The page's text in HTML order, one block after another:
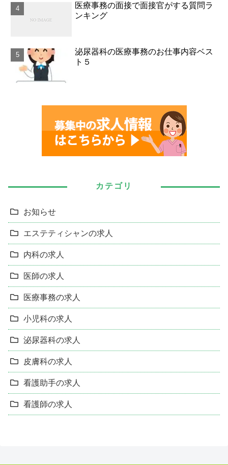
医療事務の面接で面接官がする質問ラ
ンキング
泌尿器科の医療事務のお仕事内容ベス
ト５
カテゴリ
お知らせ
エステティシャンの求人
内科の求人
医師の求人
医療事務の求人
小児科の求人
泌尿器科の求人
皮膚科の求人
看護助手の求人
看護師の求人